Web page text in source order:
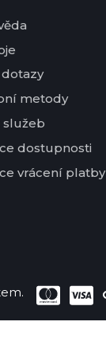
metody
služeb
dostupnosti
vrácení platby